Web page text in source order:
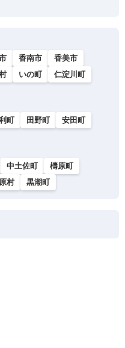
香南市
香美市
いの町
仁淀川町
町 田野町
安田町
中土佐町
檮原町
村 黒潮町